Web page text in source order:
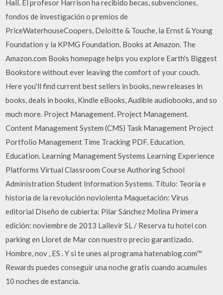
Hall. El profesor Harrison ha recibido becas, subvenciones,
fondos de investigación o premios de
PriceWaterhouseCoopers, Deloitte & Touche, la Ernst & Young
Foundation y la KPMG Foundation. Books at Amazon. The
Amazon.com Books homepage helps you explore Earth's Biggest
Bookstore without ever leaving the comfort of your couch.
Here you'll find current best sellers in books, new releases in
books, deals in books, Kindle eBooks, Audible audiobooks, and so
much more. Project Management. Project Management.
Content Management System (CMS) Task Management Project
Portfolio Management Time Tracking PDF. Education.
Education. Learning Management Systems Learning Experience
Platforms Virtual Classroom Course Authoring School
Administration Student Information Systems. Título: Teoría e
historia de la revolución noviolenta Maquetación: Virus
editorial Diseño de cubierta: Pilar Sánchez Molina Primera
edición: noviembre de 2013 Lallevir SL / Reserva tu hotel con
parking en Lloret de Mar con nuestro precio garantizado.
Hombre, nov , ES . Y si te unes al programa hatenablog.com™
Rewards puedes conseguir una noche gratis cuando acumules
10 noches de estancia.